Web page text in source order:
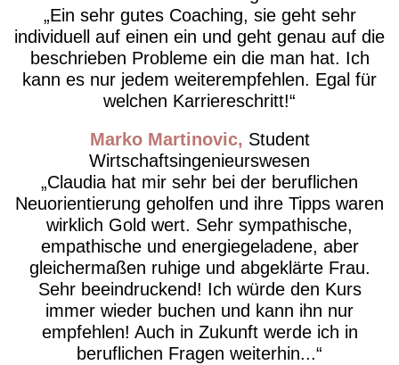
Ein sehr gutes Coaching, sie geht sehr
individuell auf einen ein und geht genau auf die
beschrieben Probleme ein die man hat. Ich
kann es nur jedem weiterempfehlen. Egal für
welchen Karriereschritt!
Marko Martinovic
Student
Wirtschaftsingenieurswesen
Claudia hat mir sehr bei der beruflichen
Neuorientierung geholfen und ihre Tipps waren
wirklich Gold wert. Sehr sympathische,
empathische und energiegeladene, aber
gleichermaßen ruhige und abgeklärte Frau.
Sehr beeindruckend! Ich würde den Kurs
immer wieder buchen und kann ihn nur
empfehlen! Auch in Zukunft werde ich in
beruflichen Fragen weiterhin...